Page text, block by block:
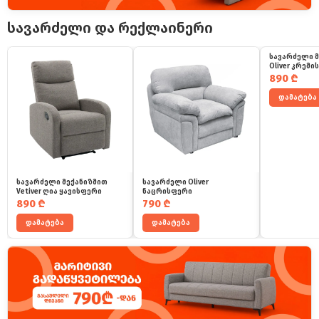
სავარძელი და რექლაინერი
სავარძელი მექანიზმით
Vetiver ღია ყავისფერი
890 ₾
დამატება
სავარძელი Oliver
ნაცრისფერი
790 ₾
დამატება
სავარძელი
Oliver
890 ₾
დამატება